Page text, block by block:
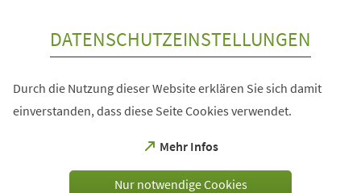
DATENSCHUTZEINSTELLUNGEN
Durch die Nutzung dieser Website erklären Sie sich damit
einverstanden, dass diese Seite Cookies verwendet.
Mehr Infos
(Öffnet
einem
Nur notwendige Cookies